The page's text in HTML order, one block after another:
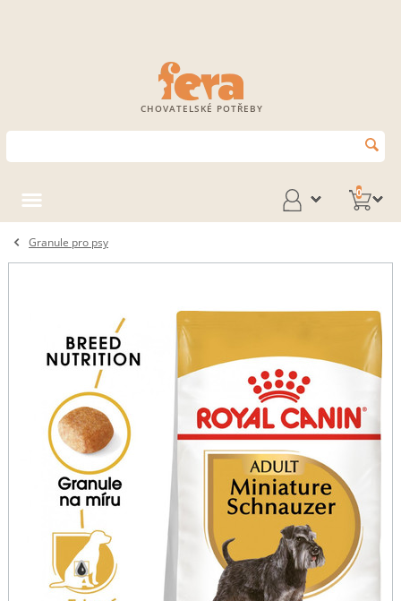
CHOVATELSKÉ POTŘEBY
0
Granule pro psy